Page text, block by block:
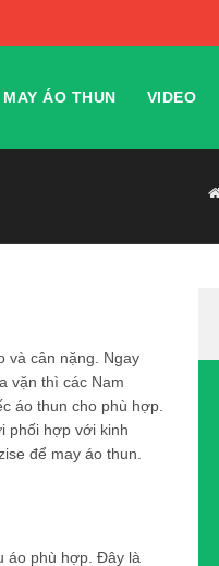
ÁO THUN VIDEO
và cân nặng. Ngay
vặn thì các Nam
áo thun cho phù hợp.
phối hợp với kinh
để may áo thun.
áo phù hợp. Đây là